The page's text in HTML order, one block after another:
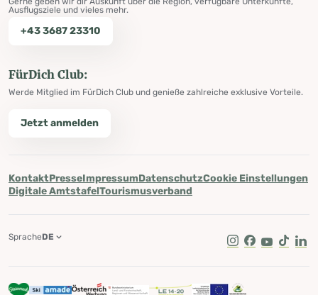
Ausflugsziele und vieles mehr.
+43 3687 23310
FürDich Club:
Werde Mitglied im FürDich Club und genieße zahlreiche exklusive Vorteile.
Jetzt anmelden
KontaktPresseImpressumDatenschutzCookie Einstellungen
Digitale AmtstafelTourismusverband
Instagram
Facebook
Youtube
Tik Tok
SpracheDE